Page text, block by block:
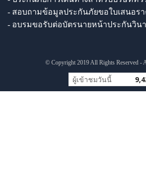
- สอบถามข้อมูลประกันภัยขอใบเสนอร
- อบรมขอรับต่อบัตรนายหน้าประกันวิน
© Copyright 2019 All Rights Reserved -
ผู้เข้าชมวันนี้